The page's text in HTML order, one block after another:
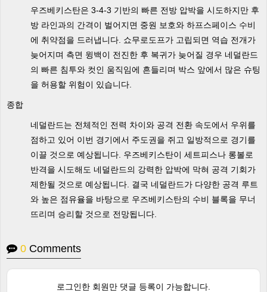
우즈베키스탄은 3-4-3 기반의 빠른 전방 압박을 시도하지만 후
방 라인과의 간격이 벌어지면 중원 보호와 하프스페이스 수비
에 취약점을 드러냅니다. 쇼무로도프가 고립되면 역습 전개가
늦어지며 측면 윙백이 전진한 후 복귀가 늦어질 경우 네덜란드
의 빠른 침투와 컷인 움직임에 흔들리며 박스 앞에서 많은 슈팅
을 허용할 위험이 있습니다.
종합
네덜란드는 전체적인 전력 차이와 공격 전환 속도에서 우위를
점하고 있어 이번 경기에서 주도권을 쥐고 일방적으로 경기를
이끌 것으로 예상됩니다. 우즈베키스탄이 세트피스나 롱볼로
반격을 시도해도 네덜란드의 강력한 압박에 막혀 공격 기회가
제한될 것으로 예상됩니다. 결국 네덜란드가 다양한 공격 루트
와 높은 점유율을 바탕으로 우즈베키스탄의 수비 블록을 무너
뜨리며 승리할 것으로 전망됩니다.
0 Comments
로그인한 회원만 댓글 등록이 가능합니다.